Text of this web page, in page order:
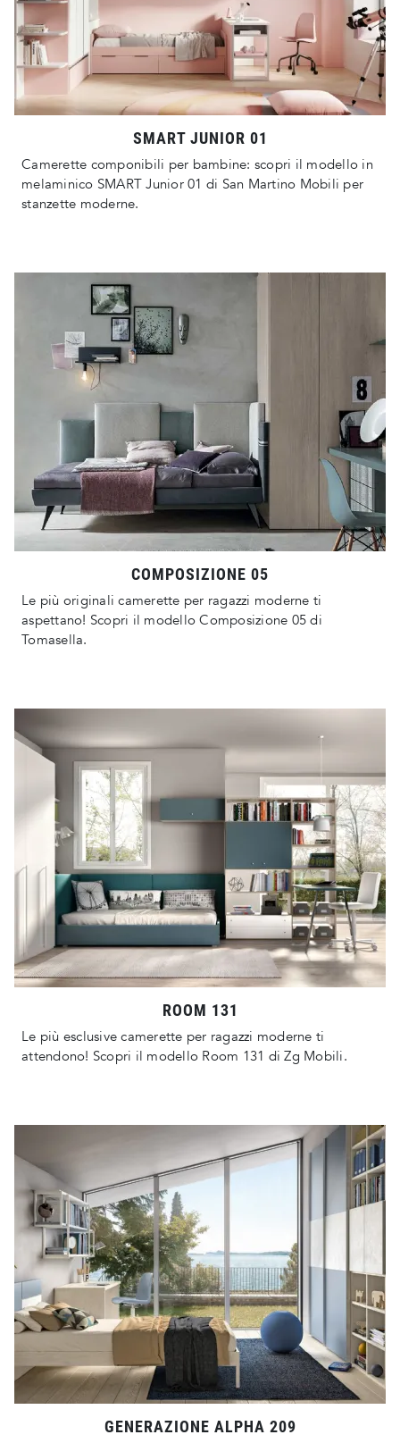
SMART JUNIOR 01
Camerette componibili per bambine: scopri il modello in
melaminico SMART Junior 01 di San Martino Mobili per
stanzette moderne.
COMPOSIZIONE 05
Le più originali camerette per ragazzi moderne ti
aspettano! Scopri il modello Composizione 05 di
Tomasella.
ROOM 131
Le più esclusive camerette per ragazzi moderne ti
attendono! Scopri il modello Room 131 di Zg Mobili.
GENERAZIONE ALPHA 209